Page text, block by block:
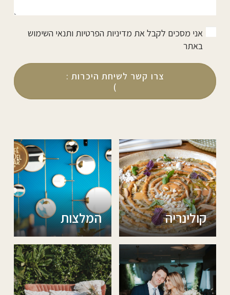
אני מסכים לקבל את מדיניות הפרטיות ותנאי השימוש
באתר
צרו קשר לשיחת היכרות :
)
קולינריה המלצות